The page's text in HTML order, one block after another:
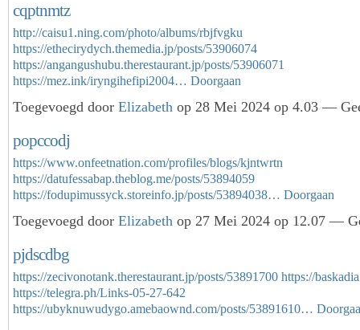
cqptnmtz
http://caisu1.ning.com/photo/albums/rbjfvgku
https://ethecirydych.themedia.jp/posts/53906074
https://angangushubu.therestaurant.jp/posts/53906071
https://mez.ink/iryngihefipi2004… Doorgaan
Toegevoegd door Elizabeth op 28 Mei 2024 op 4.03 —
popccodj
https://www.onfeetnation.com/profiles/blogs/kjntwrtn
https://datufessabap.theblog.me/posts/53894059
https://fodupimussyck.storeinfo.jp/posts/53894038… Doorgaan
Toegevoegd door Elizabeth op 27 Mei 2024 op 12.07 —
pjdscdbg
https://zecivonotank.therestaurant.jp/posts/53891700 https://
https://telegra.ph/Links-05-27-642
https://ubyknuwudygo.amebaownd.com/posts/53891610…